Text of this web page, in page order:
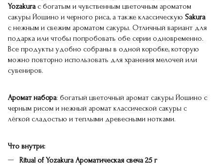
Yozakura с богатым и чувственным цветочным ароматом
сакуры Йошино и черного риса, а также классическую Sakura
с нежным и свежим ароматом сакуры. Отличный вариант для
подарка или чтобы попробовать обе серии одновременно.
Все продукты удобно собраны в одной коробке, которую
можно повторно использовать для хранения мелочей или
сувениров.
Аромат набора: богатый цветочный аромат сакуры Йошино с
черным рисом и нежный аромат классической сакуры с
лёгкой сладостью и теплыми древесными нотками.
Что внутри:
Ritual of Yozakura Ароматическая свеча 25 г